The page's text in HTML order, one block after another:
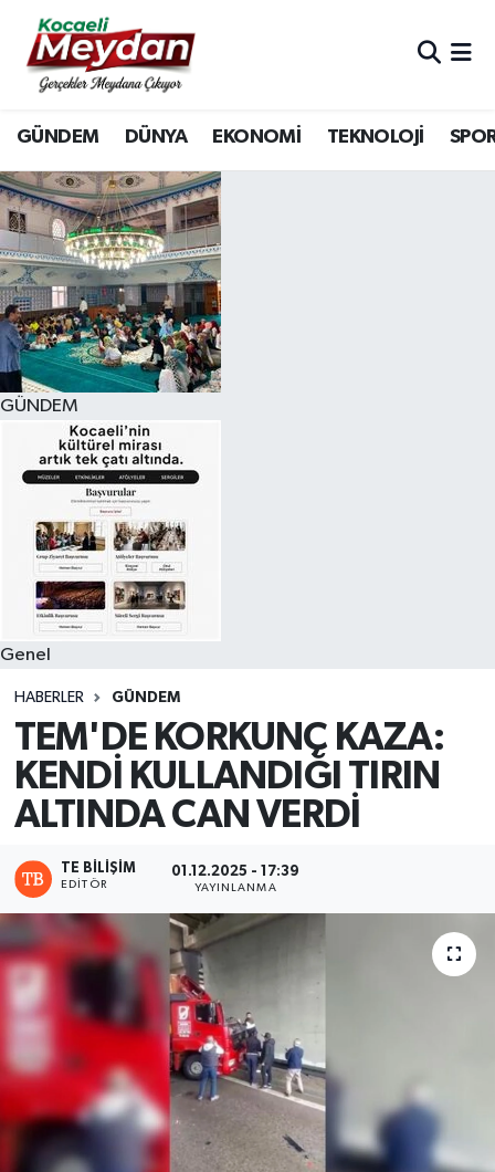
GÜNDEM DÜNYA EKONOMİ TEKNOLOJİ
GÜNDEM
Genel
HABERLER GÜNDEM
TEM'DE KORKUNÇ KAZA:
KENDİ KULLANDIĞI TIRIN
ALTINDA CAN VERDİ
TE BILIŞIM
EDITÖR
01.12.2025 - 17:39
YAYINLANMA
Nöbetçi Eczaneler
Hava Durumu
Trafik Durumu
Süper Lig Puan Durumu ve Fikstür
Tüm Manşetler
Son Dakika Haberleri
Haber Arşivi